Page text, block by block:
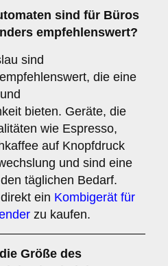
sind für Büros
empfehlenswert?
sind
die eine
bieten. Geräte, die
wie Espresso,
auf Knopfdruck
und sind eine
täglichen Bedarf.
ein Kombigerät für
zu kaufen.
Größe des